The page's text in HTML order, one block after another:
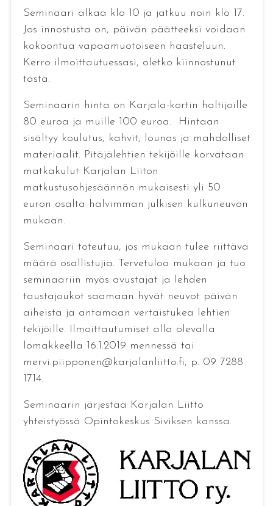
Seminaari alkaa klo 10 ja jatkuu noin klo 17.
Jos innostusta on, päivän päätteeksi voidaan
kokoontua vapaamuotoiseen haasteluun.
Kerro ilmoittautuessasi, oletko kiinnostunut
tästä.
Seminaarin hinta on Karjala-kortin haltijoille
80 euroa ja muille 100 euroa. Hintaan
sisältyy koulutus, kahvit, lounas ja mahdolliset
materiaalit. Pitäjälehtien tekijöille korvataan
matkakulut Karjalan Liiton
matkustusohjesäännön mukaisesti yli 50
euron osalta halvimman julkisen kulkuneuvon
mukaan.
Seminaari toteutuu, jos mukaan tulee riittävä
määrä osallistujia. Tervetuloa mukaan ja tuo
seminaariin myös avustajat ja lehden
taustajoukot saamaan hyvät neuvot päivän
aiheista ja antamaan vertaistukea lehtien
tekijöille. Ilmoittautumiset alla olevalla
lomakkeella 16.1.2019 mennessä tai
mervi.piipponen@karjalanliitto.fi, p. 09 7288
1714.
Seminaarin järjestää Karjalan Liitto
yhteistyössä Opintokeskus Siviksen kanssa.